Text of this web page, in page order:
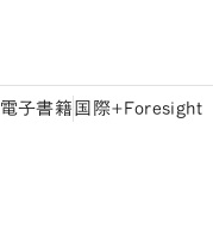
電子書籍 国際+Foresight